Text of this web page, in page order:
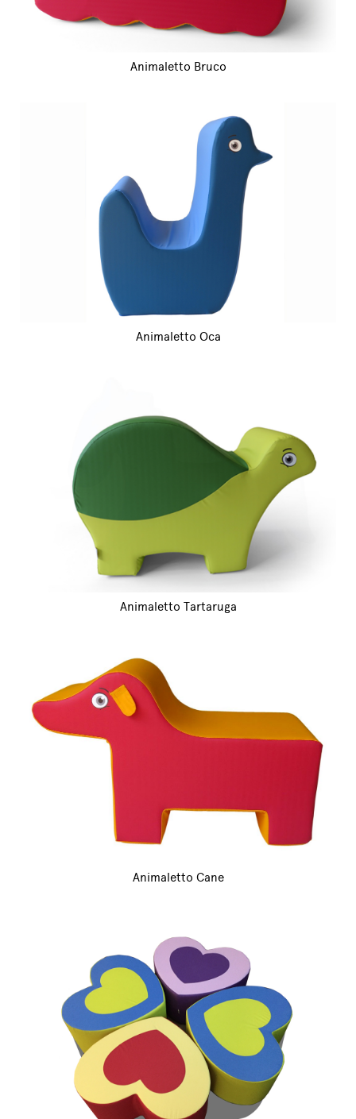
Animaletto Bruco
Animaletto Oca
Animaletto Tartaruga
Animaletto Cane